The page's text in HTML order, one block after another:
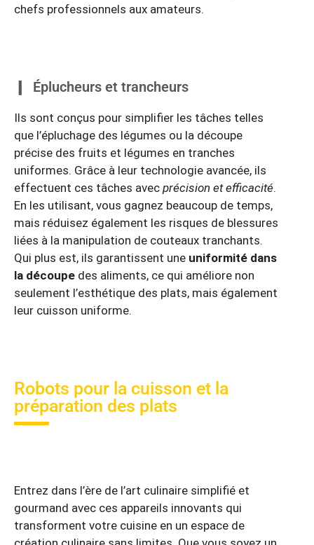
chefs professionnels aux amateurs.
Éplucheurs et trancheurs
Ils sont conçus pour simplifier les tâches telles
que l’épluchage des légumes ou la découpe
précise des fruits et légumes en tranches
uniformes. Grâce à leur technologie avancée, ils
effectuent ces tâches avec précision et efficacité.
En les utilisant, vous gagnez beaucoup de temps,
mais réduisez également les risques de blessures
liées à la manipulation de couteaux tranchants.
Qui plus est, ils garantissent une uniformité dans
la découpe des aliments, ce qui améliore non
seulement l’esthétique des plats, mais également
leur cuisson uniforme.
Robots pour la cuisson et la
préparation des plats
Entrez dans l’ère de l’art culinaire simplifié et
gourmand avec ces appareils innovants qui
transforment votre cuisine en un espace de